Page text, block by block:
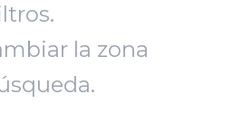
la zona